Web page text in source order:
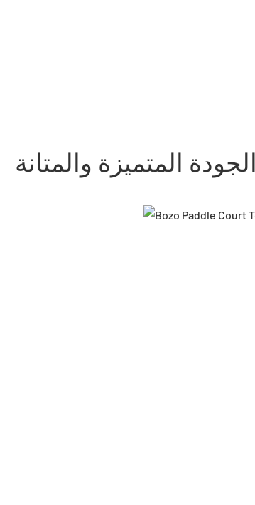
الجودة المتميزة والمتانة